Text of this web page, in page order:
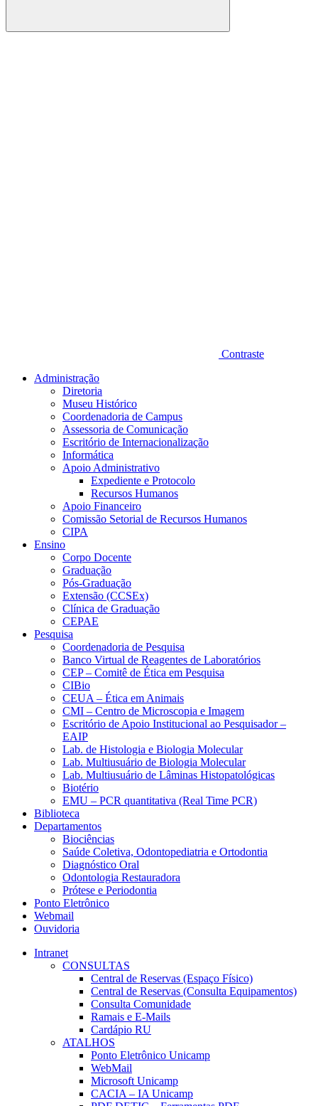
Buscar
Contraste
Administração
Diretoria
Museu Histórico
Coordenadoria de Campus
Assessoria de Comunicação
Escritório de Internacionalização
Informática
Apoio Administrativo
Expediente e Protocolo
Recursos Humanos
Apoio Financeiro
Comissão Setorial de Recursos Humanos
CIPA
Ensino
Corpo Docente
Graduação
Pós-Graduação
Extensão (CCSEx)
Clínica de Graduação
CEPAE
Pesquisa
Coordenadoria de Pesquisa
Banco Virtual de Reagentes de Laboratórios
CEP – Comitê de Ética em Pesquisa
CIBio
CEUA – Ética em Animais
CMI – Centro de Microscopia e Imagem
Escritório de Apoio Institucional ao Pesquisador –
EAIP
Lab. de Histologia e Biologia Molecular
Lab. Multiusuário de Biologia Molecular
Lab. Multiusuário de Lâminas Histopatológicas
Biotério
EMU – PCR quantitativa (Real Time PCR)
Biblioteca
Departamentos
Biociências
Saúde Coletiva, Odontopediatria e Ortodontia
Diagnóstico Oral
Odontologia Restauradora
Prótese e Periodontia
Ponto Eletrônico
Webmail
Ouvidoria
Intranet
CONSULTAS
Central de Reservas (Espaço Físico)
Central de Reservas (Consulta Equipamentos)
Consulta Comunidade
Ramais e E-Mails
Cardápio RU
ATALHOS
Ponto Eletrônico Unicamp
WebMail
Microsoft Unicamp
CACIA – IA Unicamp